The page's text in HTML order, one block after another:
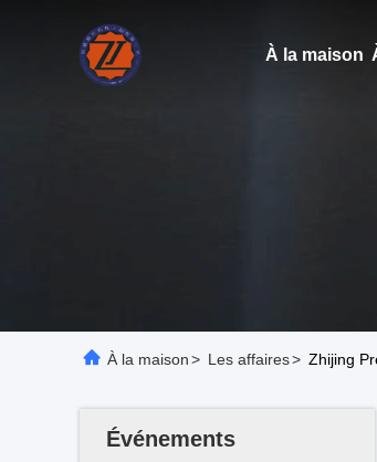
À la maison
À la maison> Les affaires> Zhijing
Événements